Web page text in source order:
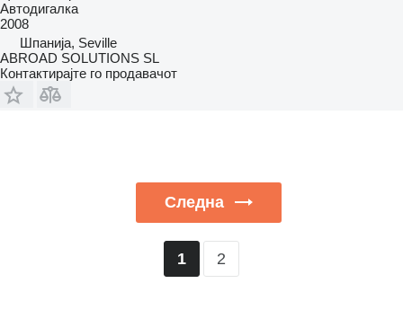
Автодигалка
2008
Шпанија, Seville
ABROAD SOLUTIONS SL
Контактирајте го продавачот
Следна
1 2